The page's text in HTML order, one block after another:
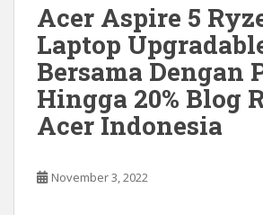
Acer Aspire 5
Laptop
Bersama Dengan
Hingga 20% Blog
Acer Indonesia
November 3, 2022